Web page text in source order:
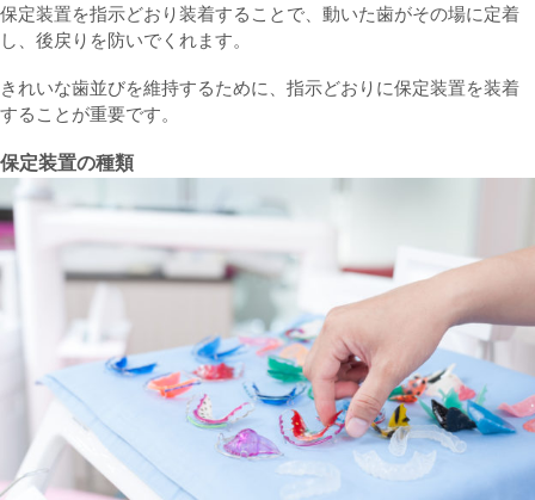
保定装置を指示どおり装着することで、動いた歯がその場に定着
し、後戻りを防いでくれます。
きれいな歯並びを維持するために、指示どおりに保定装置を装着
することが重要です。
保定装置の種類